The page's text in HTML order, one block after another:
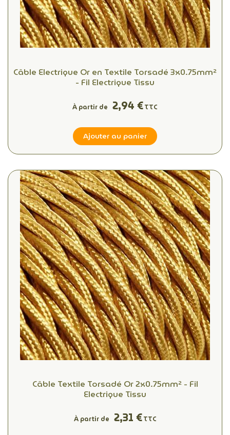
Câble Electrique Or en Textile Torsadé 3x0.75mm²
- Fil Electrique Tissu
À partir de 2,94 €TTC
Ajouter au panier
Câble Textile Torsadé Or 2x0.75mm² - Fil
Electrique Tissu
À partir de 2,31 €TTC